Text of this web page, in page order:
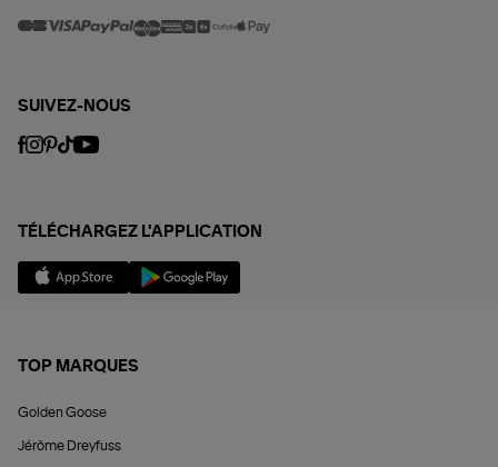
SUIVEZ-NOUS
TÉLÉCHARGEZ L'APPLICATION
TOP MARQUES
Golden Goose
Jérôme Dreyfuss